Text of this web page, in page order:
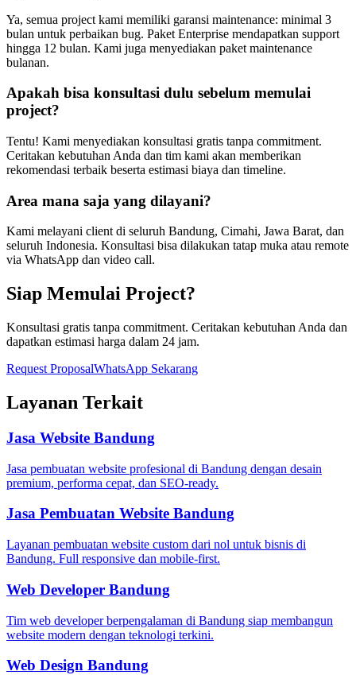
Ya, semua project kami memiliki garansi maintenance: minimal 3
bulan untuk perbaikan bug. Paket Enterprise mendapatkan support
hingga 12 bulan. Kami juga menyediakan paket maintenance
bulanan.
Apakah bisa konsultasi dulu sebelum memulai
project?
Tentu! Kami menyediakan konsultasi gratis tanpa commitment.
Ceritakan kebutuhan Anda dan tim kami akan memberikan
rekomendasi terbaik beserta estimasi biaya dan timeline.
Area mana saja yang dilayani?
Kami melayani client di seluruh Bandung, Cimahi, Jawa Barat, dan
seluruh Indonesia. Konsultasi bisa dilakukan tatap muka atau remote
via WhatsApp dan video call.
Siap Memulai Project?
Konsultasi gratis tanpa commitment. Ceritakan kebutuhan Anda dan
dapatkan estimasi harga dalam 24 jam.
Request ProposalWhatsApp Sekarang
Layanan Terkait
Jasa Website Bandung
Jasa pembuatan website profesional di Bandung dengan desain
premium, performa cepat, dan SEO-ready.
Jasa Pembuatan Website Bandung
Layanan pembuatan website custom dari nol untuk bisnis di
Bandung. Full responsive dan mobile-first.
Web Developer Bandung
Tim web developer berpengalaman di Bandung siap membangun
website modern dengan teknologi terkini.
Web Design Bandung